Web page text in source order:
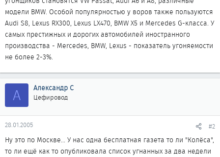
модели BMW. Особой популярностью у воров также пользуются
Audi S8, Lexus RX300, Lexus LX470, BMW X5 и Mercedes G-класса. У
самых престижных и дорогих автомобилей иностранного
производства - Mercedes, BMW, Lexus - показатель угоняемости
не более 2-3%.
А Александр С
Цефировод
28.01.2005 #2
Ну это по Москве... У нас одна бесплатная газета то ли "Колёса",
то ли ещё как то опубликовала список угнанных за два недели